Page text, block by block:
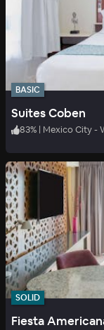
BASIC
Suites Coben
83% | Mexico City -
SOLID
Fiesta